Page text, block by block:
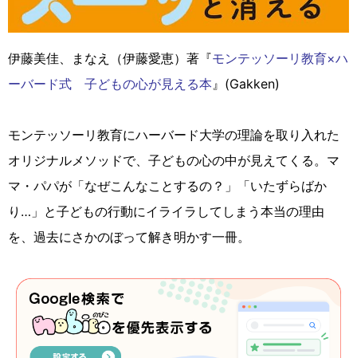
伊藤美佳、まなえ（伊藤愛恵）著『モンテッソーリ教育×ハ
ーバード式 子どもの心が見える本』(Gakken)
モンテッソーリ教育にハーバード大学の理論を取り入れた
オリジナルメソッドで、子どもの心の中が見えてくる。マ
マ・パパが「なぜこんなことするの？」「いたずらばか
り…」と子どもの行動にイライラしてしまう本当の理由
を、過去にさかのぼって解き明かす一冊。